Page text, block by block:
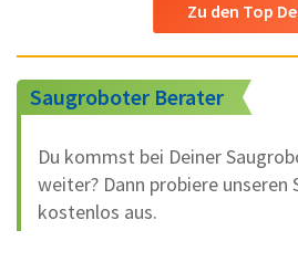
Zu den Top
Saugroboter Berater
Du kommst bei Deiner
weiter? Dann probiere
kostenlos aus.